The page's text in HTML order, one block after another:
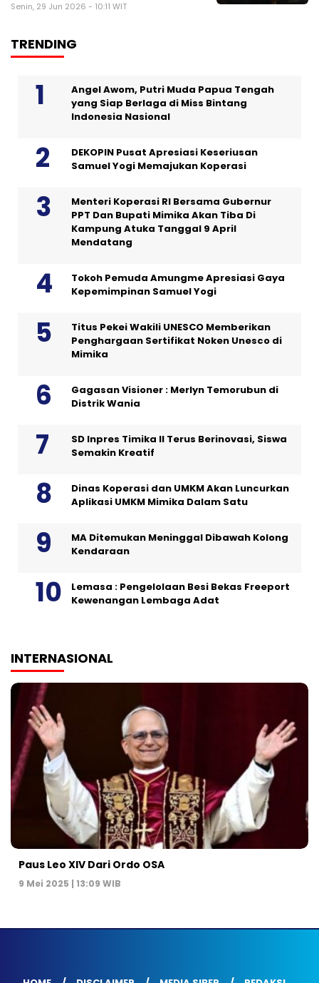
Senin, 29 Jun 2026 - 10:11 WIT
TRENDING
Angel Awom, Putri Muda Papua Tengah
yang Siap Berlaga di Miss Bintang
Indonesia Nasional
DEKOPIN Pusat Apresiasi Keseriusan
Samuel Yogi Memajukan Koperasi
Menteri Koperasi RI Bersama Gubernur
PPT Dan Bupati Mimika Akan Tiba Di
Kampung Atuka Tanggal 9 April
Mendatang
Tokoh Pemuda Amungme Apresiasi Gaya
Kepemimpinan Samuel Yogi
Titus Pekei Wakili UNESCO Memberikan
Penghargaan Sertifikat Noken Unesco di
Mimika
Gagasan Visioner : Merlyn Temorubun di
Distrik Wania
SD Inpres Timika II Terus Berinovasi, Siswa
Semakin Kreatif
Dinas Koperasi dan UMKM Akan Luncurkan
Aplikasi UMKM Mimika Dalam Satu
MA Ditemukan Meninggal Dibawah Kolong
Kendaraan
Lemasa : Pengelolaan Besi Bekas Freeport
Kewenangan Lembaga Adat
INTERNASIONAL
Paus Leo XIV Dari Ordo OSA
9 Mei 2025 | 13:09 WIB